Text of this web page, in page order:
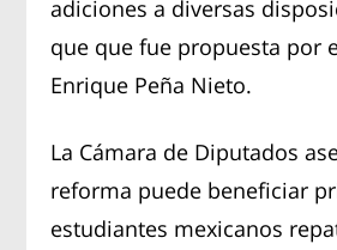
adiciones a diversas
que que fue propuesta por
Enrique Peña Nieto.
La Cámara de Diputados
reforma puede beneficiar
estudiantes mexicanos